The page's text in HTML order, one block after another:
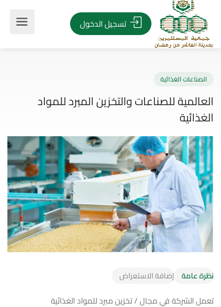
تسجيل الدخول
للصناعات والتخزين المبرد للمواد
نظرة عامة إضافة الاستعراض
تعمل الشركة في مجال / تخزين مبرد للمواد الغذائية